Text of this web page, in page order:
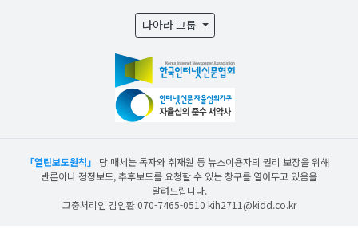
다아라 그룹
「열린보도원칙」
당 매체는 독자와 취재원 등 뉴스이용자의 권리 보장을 위해
반론이나 정정보도, 추후보도를 요청할 수 있는 창구를 열어두고 있음을
알려드립니다.
고충처리인 김인환 070-7465-0510 kih2711@kidd.co.kr